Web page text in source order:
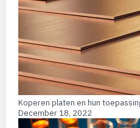
Koperen platen en hun
December 18, 2022